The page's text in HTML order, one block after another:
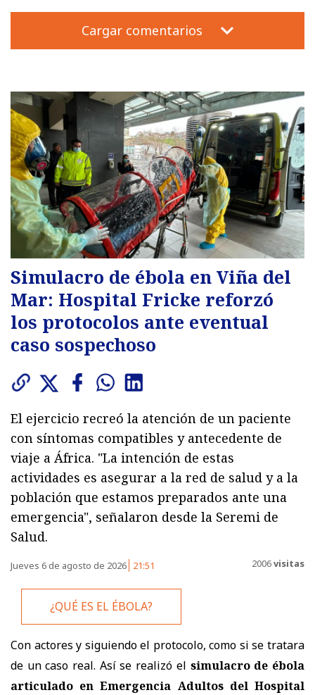
Cargar comentarios
Simulacro de ébola en Viña del
Mar: Hospital Fricke reforzó
los protocolos ante eventual
caso sospechoso
El ejercicio recreó la atención de un paciente
con síntomas compatibles y antecedente de
viaje a África. "La intención de estas
actividades es asegurar a la red de salud y a la
población que estamos preparados ante una
emergencia", señalaron desde la Seremi de
Salud.
Jueves 6 de agosto de 2026 21:51 2006visitas
¿QUÉ ES EL ÉBOLA?
Con actores y siguiendo el protocolo, como si se tratara
de un caso real. Así se realizó el simulacro de ébola
articulado en Emergencia Adultos del Hospital